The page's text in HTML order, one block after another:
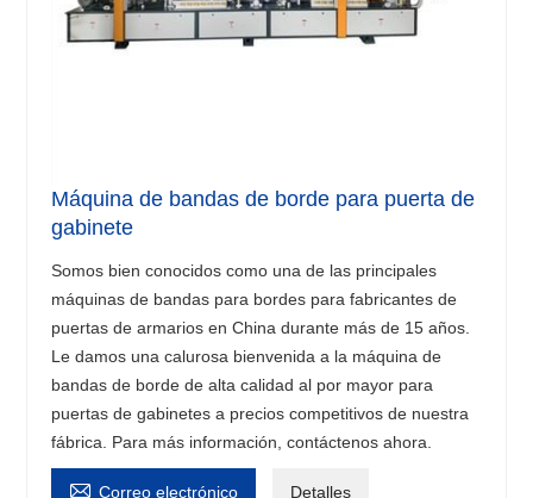
Máquina de bandas de borde para puerta de
gabinete
Somos bien conocidos como una de las principales
máquinas de bandas para bordes para fabricantes de
puertas de armarios en China durante más de 15 años.
Le damos una calurosa bienvenida a la máquina de
bandas de borde de alta calidad al por mayor para
puertas de gabinetes a precios competitivos de nuestra
fábrica. Para más información, contáctenos ahora.
 Correo electrónico Detalles